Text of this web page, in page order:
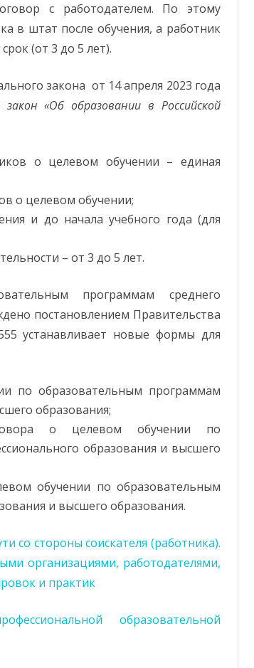
НАШИ СТУДЕНТЫ
ФЕДЕРАЛЬНЫЙ ПРОЕКТ
«ПРОФЕССИОНАЛИТЕТ»
с работодателем. По этому
в штат после обучения, а работник
(от 3 до 5 лет).
закона от 14 апреля 2023 года
«Об образовании в Российской
о целевом обучении – единая
о целевом обучении;
и до начала учебного года (для
– от 3 до 5 лет.
программам среднего
постановлением Правительства
устанавливает новые формы для
по образовательным программам
образования;
о целевом обучении по
образования и высшего
обучении по образовательным
и высшего образования.
со стороны соискателя (работника).
организациями, работодателями,
и практик
образовательной